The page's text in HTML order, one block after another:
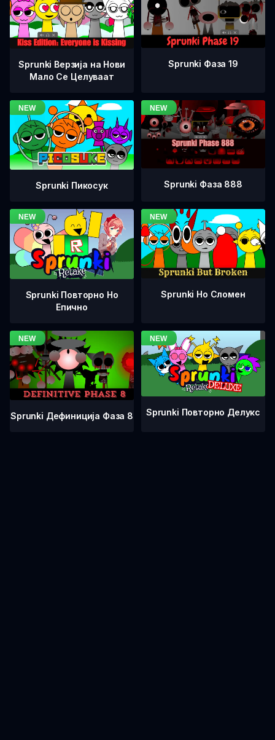
Sprunki Верзија на Нови
Мало Се Целуваат
Sprunki Фаза 19
Sprunki Пикосук Sprunki Фаза 888
Sprunki Повторно Но
Епично
Sprunki Но Сломен
Sprunki Дефиниција Фаза 8 Sprunki Повторно Делукс